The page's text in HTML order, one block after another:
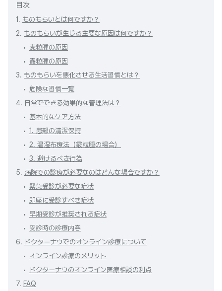
目次
1. ものもらいとは何ですか？
2. ものもらいが生じる主要な原因は何ですか？
麦粒腫の原因
霰粒腫の原因
3. ものもらいを悪化させる生活習慣とは？
危険な習慣一覧
4. 日常でできる効果的な管理法は？
基本的なケア方法
1. 患部の清潔保持
2. 温湿布療法（霰粒腫の場合）
3. 避けるべき行為
5. 病院での診療が必要なのはどんな場合ですか？
緊急受診が必要な症状
即座に受診すべき症状
早期受診が推奨される症状
受診時の診療内容
6. ドクターナウでのオンライン診療について
オンライン診療のメリット
ドクターナウのオンライン医療相談の利点
7. FAQ